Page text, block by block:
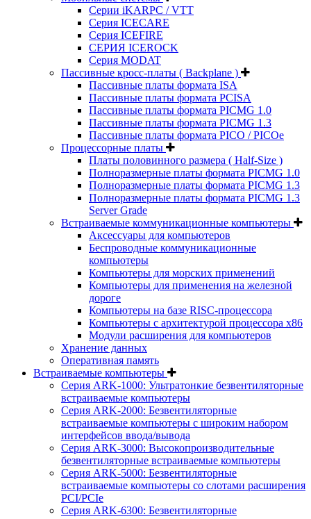
Серии iKARPC / VTT
Серия ICECARE
Серия ICEFIRE
СЕРИЯ ICEROCK
Серия MODAT
Пассивные кросс-платы ( Backplane )
Пассивные платы формата ISA
Пассивные платы формата PCISA
Пассивные платы формата PICMG 1.0
Пассивные платы формата PICMG 1.3
Пассивные платы формата PICO / PICOe
Процессорные платы
Платы половинного размера ( Half-Size )
Полноразмерные платы формата PICMG 1.0
Полноразмерные платы формата PICMG 1.3
Полноразмерные платы формата PICMG 1.3
Server Grade
Встраиваемые коммуникационные компьютеры
Аксессуары для компьютеров
Беспроводные коммуникационные
компьютеры
Компьютеры для морских применений
Компьютеры для применения на железной
дороге
Компьютеры на базе RISC-процессора
Компьютеры с архитектурой процессора x86
Модули расширения для компьютеров
Хранение данных
Оперативная память
Встраиваемые компьютеры
Серия ARK-1000: Ультратонкие безвентиляторные
встраиваемые компьютеры
Серия ARK-2000: Безвентиляторные
встраиваемые компьютеры с широким набором
интерфейсов ввода/вывода
Серия ARK-3000: Высокопроизводительные
безвентиляторные встраиваемые компьютеры
Серия ARK-5000: Безвентиляторные
встраиваемые компьютеры со слотами расширения
PCI/PCIe
Серия ARK-6300: Безвентиляторные